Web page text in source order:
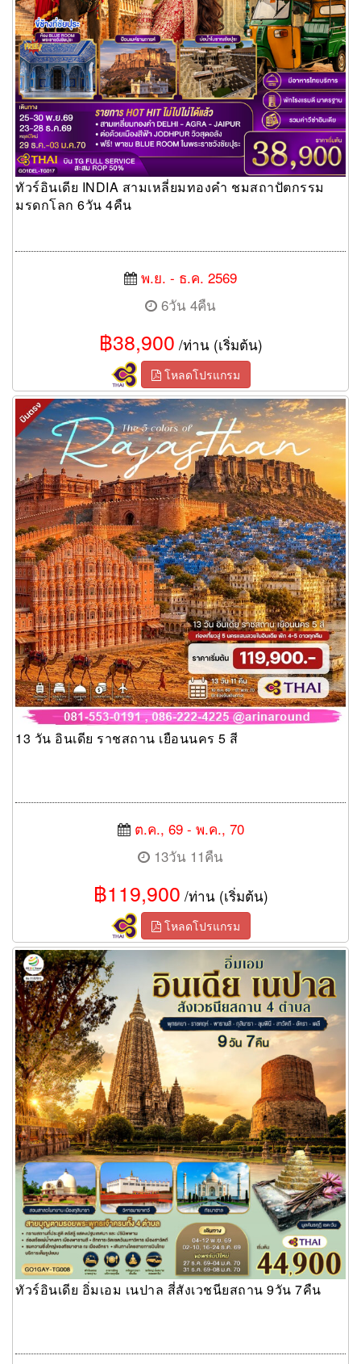
ทัวร์อินเดีย INDIA สามเหลี่ยมทองคำ ชมสถาปัตกรรม
มรดกโลก 6วัน 4คืน
พ.ย. - ธ.ค. 2569
6วัน 4คืน
฿38,900 /ท่าน (เริ่มต้น)
โหลดโปรแกรม
13 วัน อินเดีย ราชสถาน เยือนนคร 5 สี
13 วัน อินเดีย ราชสถาน เยือนนคร 5 สี
ต.ค., 69 - พ.ค., 70
13วัน 11คืน
฿119,900 /ท่าน (เริ่มต้น)
โหลดโปรแกรม
ทัวร์อินเดีย อิ่มเอม เนปาล สี่สังเวชนียสถาน 9วัน 7คืน
ทัวร์อินเดีย อิ่มเอม เนปาล สี่สังเวชนียสถาน 9วัน 7คืน